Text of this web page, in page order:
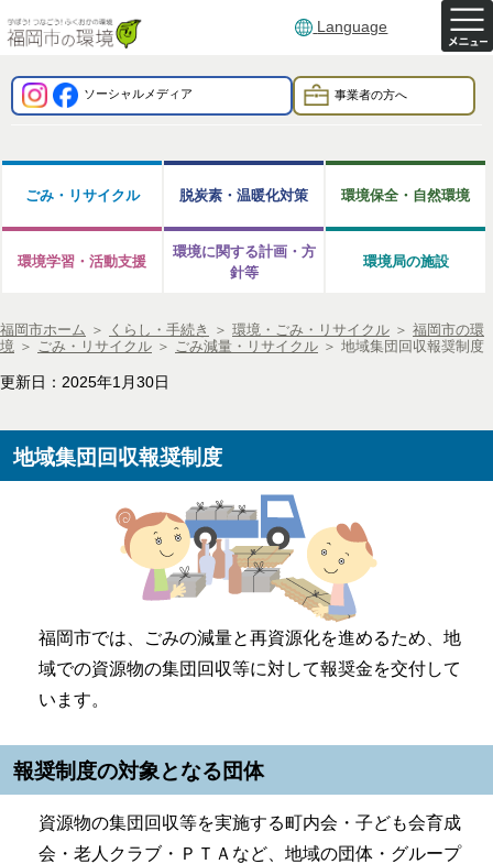
Language
ソーシャルメディア 事業者の方へ
ごみ・リサイクル 脱炭素・温暖化対策 環境保全・自然環境
環境学習・活動支援
環境に関する計画・方
針等
環境局の施設
福岡市ホーム ＞ くらし・手続き ＞ 環境・ごみ・リサイクル ＞ 福岡市の環
境 ＞ ごみ・リサイクル ＞ ごみ減量・リサイクル ＞ 地域集団回収報奨制度
更新日：2025年1月30日
地域集団回収報奨制度
福岡市では、ごみの減量と再資源化を進めるため、地
域での資源物の集団回収等に対して報奨金を交付して
います。
報奨制度の対象となる団体
資源物の集団回収等を実施する町内会・子ども会育成
会・老人クラブ・ＰＴＡなど、地域の団体・グループ